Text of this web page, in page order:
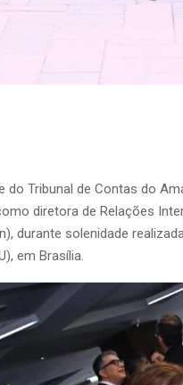
do Tribunal de Contas do
diretora de Relações
durante solenidade
em Brasília.